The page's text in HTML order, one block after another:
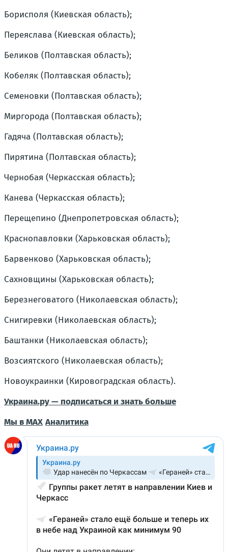
Борисполя (Киевская область);
Переяслава (Киевская область);
Беликов (Полтавская область);
Кобеляк (Полтавская область);
Семеновки (Полтавская область);
Миргорода (Полтавская область);
Гадяча (Полтавская область);
Пирятина (Полтавская область);
Чернобая (Черкасская область);
Канева (Черкасская область);
Перещепино (Днепропетровская область);
Краснопавловки (Харьковская область);
Барвенково (Харьковская область);
Сахновщины (Харьковская область);
Березнеговатого (Николаевская область);
Снигиревки (Николаевская область);
Баштанки (Николаевская область);
Возсиятского (Николаевская область);
Новоукраинки (Кировоградская область).
Украина.ру — подписаться и знать больше
Мы в MAX Аналитика